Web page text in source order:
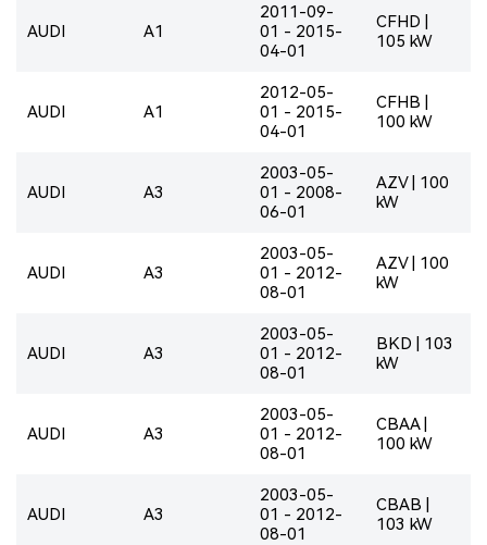
AUDI A1
2011-09-
01 - 2015-
04-01
CFHD |
105 kW
AUDI A1
2012-05-
01 - 2015-
04-01
CFHB |
100 kW
AUDI A3
2003-05-
01 - 2008-
06-01
AZV | 100
kW
AUDI A3
2003-05-
01 - 2012-
08-01
AZV | 100
kW
AUDI A3
2003-05-
01 - 2012-
08-01
BKD | 103
kW
AUDI A3
2003-05-
01 - 2012-
08-01
CBAA |
100 kW
AUDI A3
2003-05-
01 - 2012-
08-01
CBAB |
103 kW